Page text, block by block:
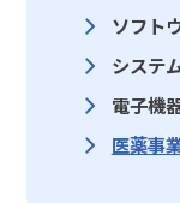
ソフト
システ
電子機
医薬事